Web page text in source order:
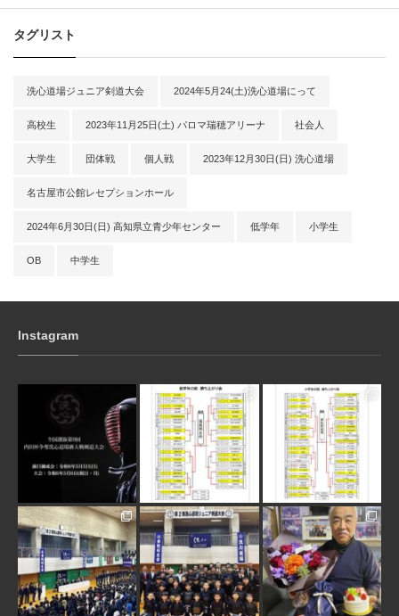
タグリスト
洗心道場ジュニア剣道大会 2024年5月24(土)洗心道場にって
高校生 2023年11月25日(土) パロマ瑞穂アリーナ 社会人
大学生 団体戦 個人戦 2023年12月30日(日) 洗心道場
名古屋市公館レセプションホール
2024年6月30日(日) 高知県立青少年センター 低学年 小学生
OB 中学生
Instagram
1月 31 1月 31
1月 30 1月 30 1月 28